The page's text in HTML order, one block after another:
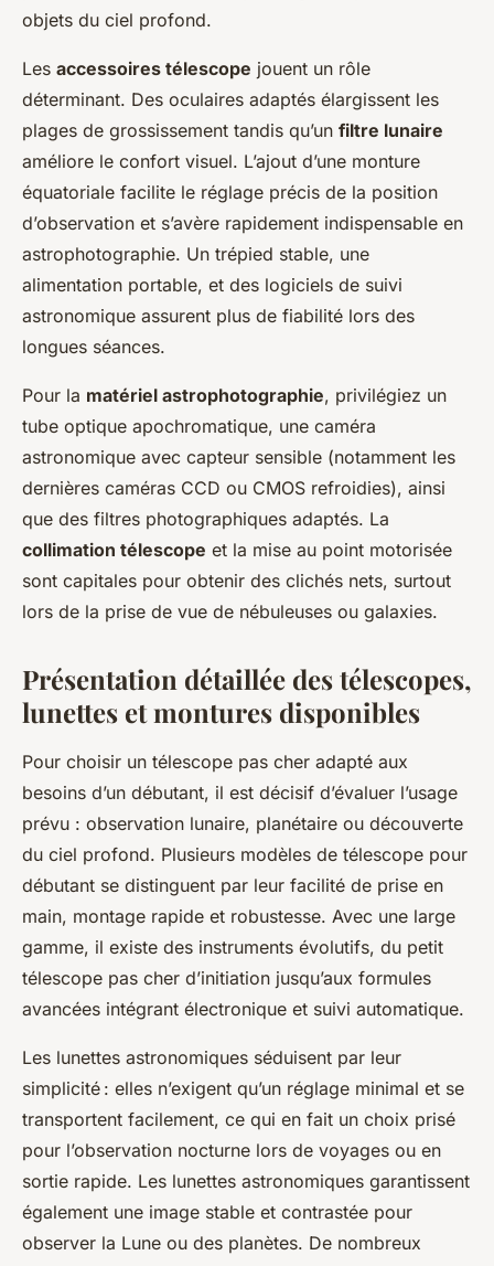
objets du ciel profond.
Les accessoires télescope jouent un rôle
déterminant. Des oculaires adaptés élargissent les
plages de grossissement tandis qu’un filtre lunaire
améliore le confort visuel. L’ajout d’une monture
équatoriale facilite le réglage précis de la position
d’observation et s’avère rapidement indispensable en
astrophotographie. Un trépied stable, une
alimentation portable, et des logiciels de suivi
astronomique assurent plus de fiabilité lors des
longues séances.
Pour la matériel astrophotographie, privilégiez un
tube optique apochromatique, une caméra
astronomique avec capteur sensible (notamment les
dernières caméras CCD ou CMOS refroidies), ainsi
que des filtres photographiques adaptés. La
collimation télescope et la mise au point motorisée
sont capitales pour obtenir des clichés nets, surtout
lors de la prise de vue de nébuleuses ou galaxies.
Présentation détaillée des télescopes,
lunettes et montures disponibles
Pour choisir un télescope pas cher adapté aux
besoins d’un débutant, il est décisif d’évaluer l’usage
prévu : observation lunaire, planétaire ou découverte
du ciel profond. Plusieurs modèles de télescope pour
débutant se distinguent par leur facilité de prise en
main, montage rapide et robustesse. Avec une large
gamme, il existe des instruments évolutifs, du petit
télescope pas cher d’initiation jusqu’aux formules
avancées intégrant électronique et suivi automatique.
Les lunettes astronomiques séduisent par leur
simplicité : elles n’exigent qu’un réglage minimal et se
transportent facilement, ce qui en fait un choix prisé
pour l’observation nocturne lors de voyages ou en
sortie rapide. Les lunettes astronomiques garantissent
également une image stable et contrastée pour
observer la Lune ou des planètes. De nombreux